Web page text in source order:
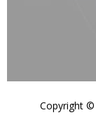
Copyright ©